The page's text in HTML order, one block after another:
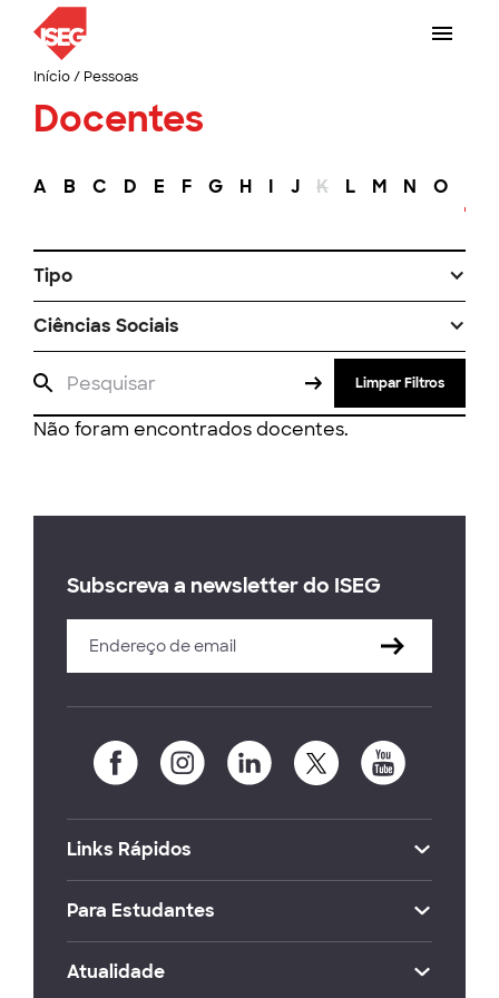
Início/ Pessoas
Docentes
A B C D E F G H I J K L M N O
Tipo
Ciências Sociais
Limpar Filtros
Não foram encontrados docentes.
Subscreva a newsletter do ISEG
Links Rápidos
Para Estudantes
Atualidade